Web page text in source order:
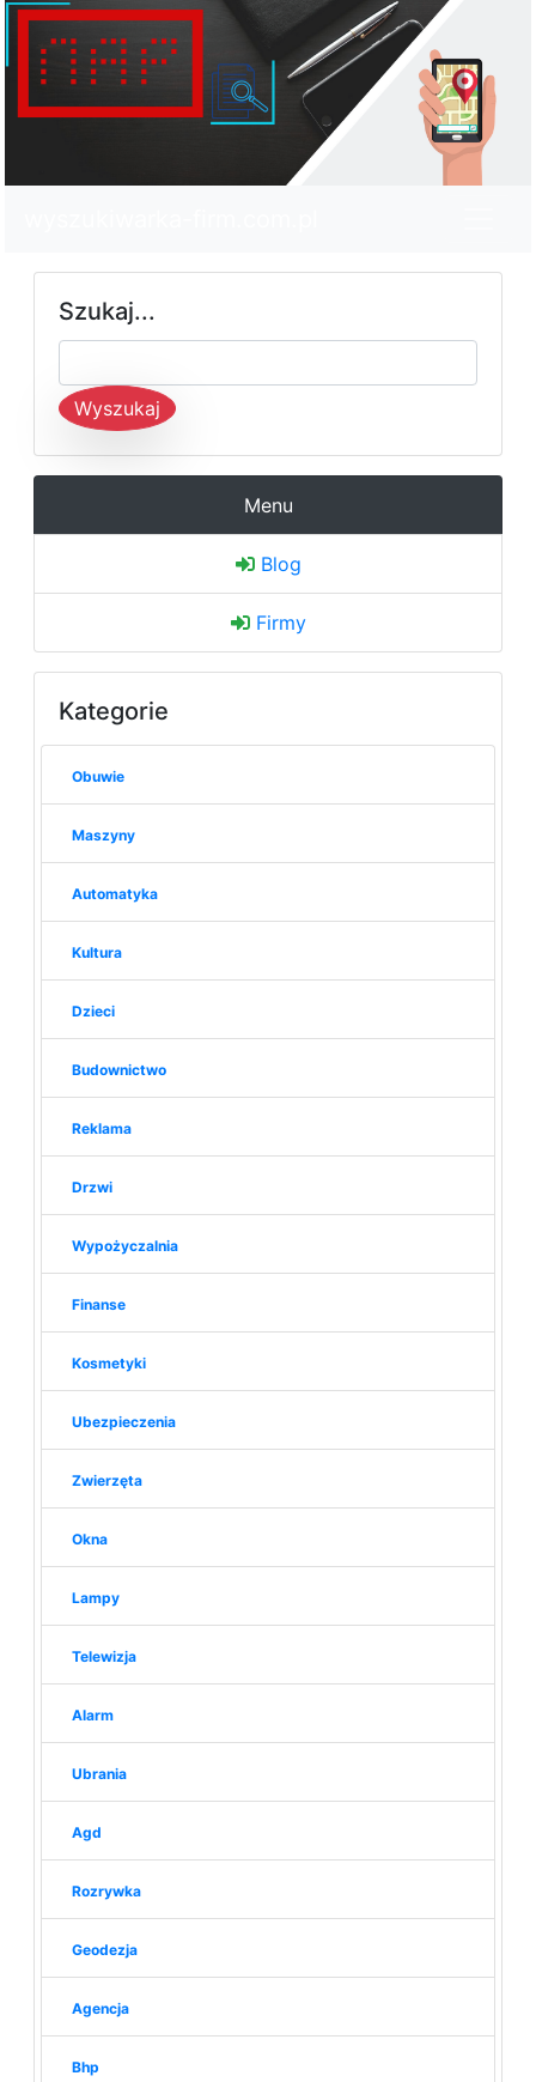
Szukaj...
Wyszukaj
Menu
Blog
Firmy
Kategorie
Obuwie
Maszyny
Automatyka
Kultura
Dzieci
Budownictwo
Reklama
Drzwi
Wypożyczalnia
Finanse
Kosmetyki
Ubezpieczenia
Zwierzęta
Okna
Lampy
Telewizja
Alarm
Ubrania
Agd
Rozrywka
Geodezja
Agencja
Bhp